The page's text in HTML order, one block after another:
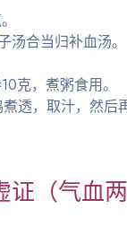
汤合当归补血汤。
克，煮粥食用。
煮透，取汁，然
（气血两